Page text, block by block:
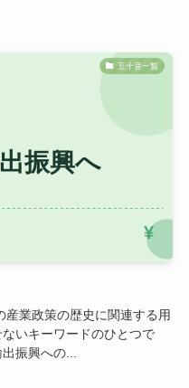
五十音一覧
業政策の歴史に関連する用
いキーワードのひとつで
振興への...